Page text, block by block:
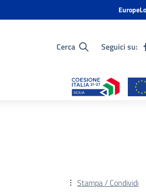
Cerca Seguici su:
Stampa / Condividi